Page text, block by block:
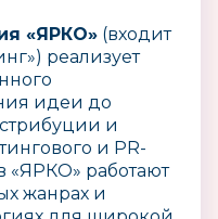
«ЯРКО» (входит
реализует
идеи до
и
и PR-
«ЯРКО» работают
жанрах и